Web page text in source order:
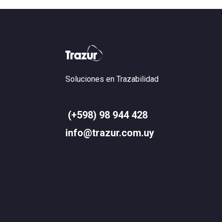
Soluciones en Trazabilidad
(+598) 98 944 428
info@trazur.com.uy